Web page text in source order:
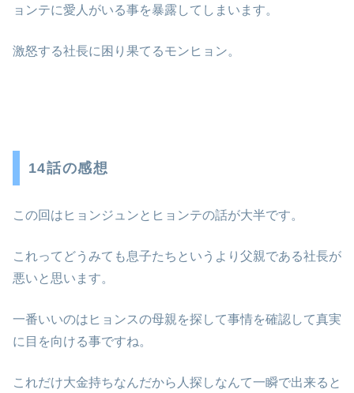
ョンテに愛人がいる事を暴露してしまいます。
激怒する社長に困り果てるモンヒョン。
14話の感想
この回はヒョンジュンとヒョンテの話が大半です。
これってどうみても息子たちというより父親である社長が
悪いと思います。
一番いいのはヒョンスの母親を探して事情を確認して真実
に目を向ける事ですね。
これだけ大金持ちなんだから人探しなんて一瞬で出来ると